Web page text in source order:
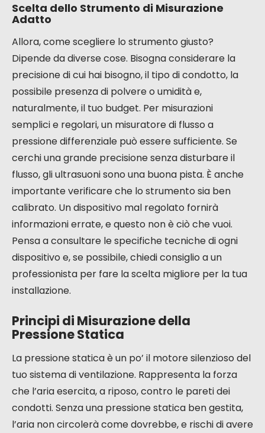
Scelta dello Strumento di Misurazione
Adatto
Allora, come scegliere lo strumento giusto?
Dipende da diverse cose. Bisogna considerare la
precisione di cui hai bisogno, il tipo di condotto, la
possibile presenza di polvere o umidità e,
naturalmente, il tuo budget. Per misurazioni
semplici e regolari, un misuratore di flusso a
pressione differenziale può essere sufficiente. Se
cerchi una grande precisione senza disturbare il
flusso, gli ultrasuoni sono una buona pista. È anche
importante verificare che lo strumento sia ben
calibrato. Un dispositivo mal regolato fornirà
informazioni errate, e questo non è ciò che vuoi.
Pensa a consultare le specifiche tecniche di ogni
dispositivo e, se possibile, chiedi consiglio a un
professionista per fare la scelta migliore per la tua
installazione.
Principi di Misurazione della
Pressione Statica
La pressione statica è un po’ il motore silenzioso del
tuo sistema di ventilazione. Rappresenta la forza
che l’aria esercita, a riposo, contro le pareti dei
condotti. Senza una pressione statica ben gestita,
l’aria non circolerà come dovrebbe, e rischi di avere